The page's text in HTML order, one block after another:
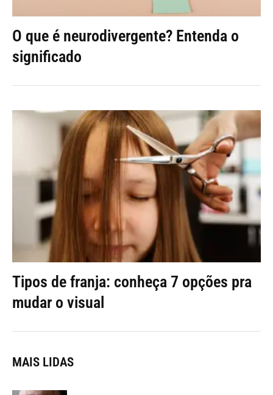
O que é neurodivergente? Entenda o
significado
Tipos de franja: conheça 7 opções pra
mudar o visual
MAIS LIDAS